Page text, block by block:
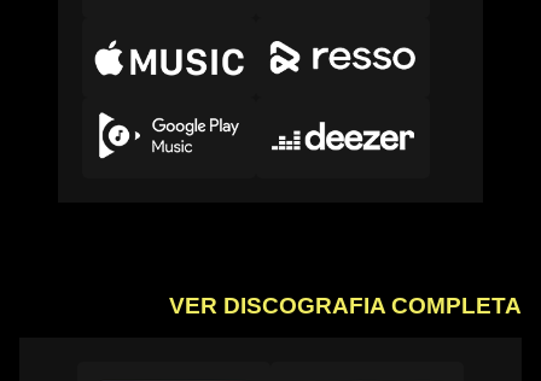
VER DISCOGRAFIA COMPLETA